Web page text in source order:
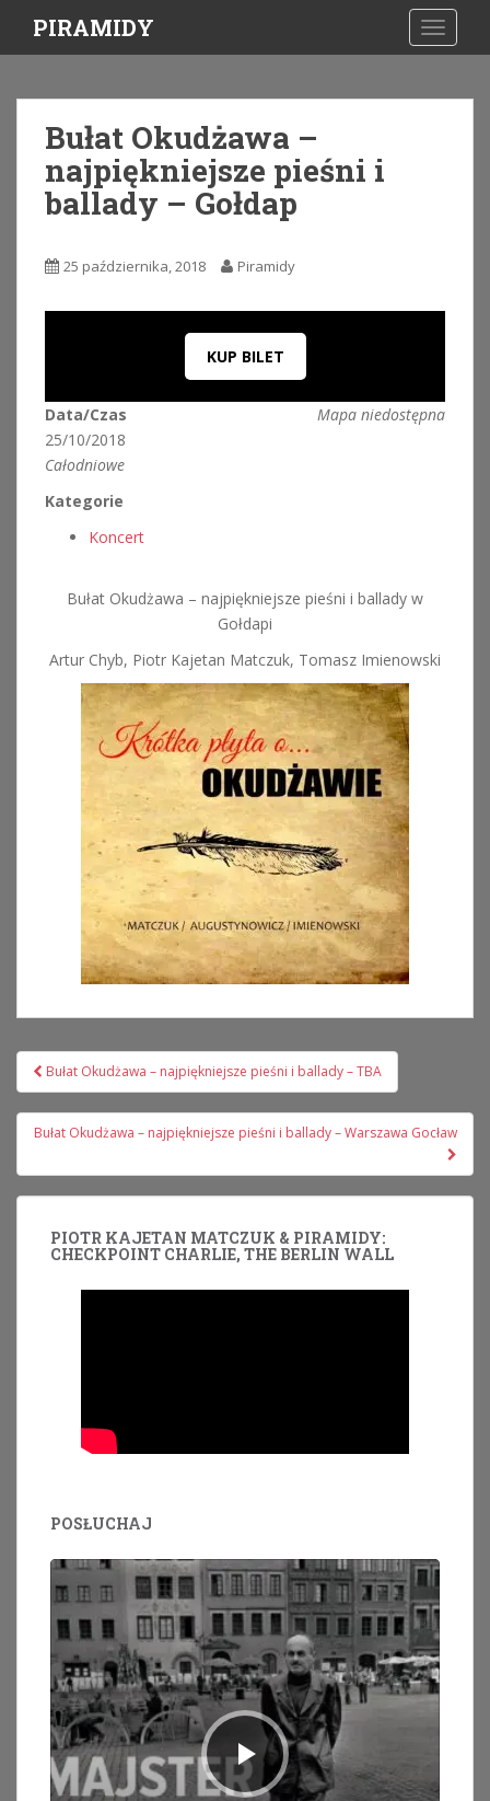
i
PIRAMIDY
Bułat Okudżawa –
najpiękniejsze pieśni i
ballady – Gołdap
25 października, 2018 Piramidy
KUP BILET
Mapa niedostępna
Data/Czas
25/10/2018
Całodniowe
Kategorie
Koncert
Bułat Okudżawa – najpiękniejsze pieśni i ballady w
Gołdapi
Artur Chyb, Piotr Kajetan Matczuk, Tomasz Imienowski
Nawigacja
wpisu
Bułat Okudżawa – najpiękniejsze pieśni i ballady – TBA
Bułat Okudżawa – najpiękniejsze pieśni i ballady – Warszawa Gocław
PIOTR KAJETAN MATCZUK & PIRAMIDY:
CHECKPOINT CHARLIE, THE BERLIN WALL
POSŁUCHAJ
Odtwarzacz
dźwiękowych